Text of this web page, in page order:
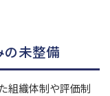
未整備
組織体制や評価制